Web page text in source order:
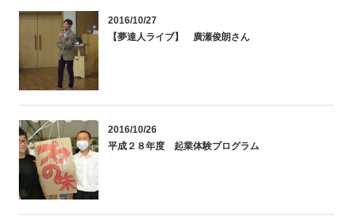
2016/10/27
【夢達人ライブ】 廣瀬俊朗さん
2016/10/26
平成２８年度 起業体験プログラム